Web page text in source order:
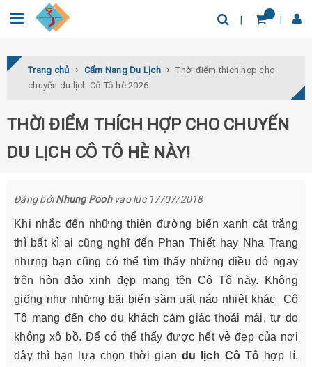
0932.04.03.78 Tìm thêm địa điểm
Trang chủ Cẩm Nang Du Lịch
Thời điểm thích hợp cho
chuyến du lịch Cô Tô hè 2026
THỜI ĐIỂM THÍCH HỢP CHO CHUYẾN
DU LỊCH CÔ TÔ HÈ NÀY!
Đăng bởiNhung Poohvào lúc 17/07/2018
Khi nhắc đến những thiên đường biển xanh cát trắng
thì bất kì ai cũng nghĩ đến Phan Thiết hay Nha Trang
nhưng bạn cũng có thể tìm thấy những điều đó ngay
trên hòn đảo xinh đẹp mang tên Cô Tô này. Không
giống như những bãi biển sầm uất náo nhiệt khác Cô
Tô mang đến cho du khách cảm giác thoải mái, tự do
không xô bồ. Để có thể thấy được hết vẻ đẹp của nơi
đây thì bạn lựa chọn thời gian du lịch Cô Tô hợp lí.